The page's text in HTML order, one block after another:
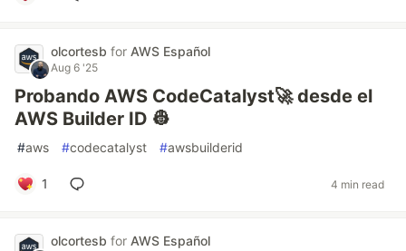
olcortesb for AWS Español
Aug 6 '25
Probando AWS CodeCatalyst🚀 desde el
AWS Builder ID 👷
#aws #codecatalyst #awsbuilderid
1 4 min read
olcortesb for AWS Español